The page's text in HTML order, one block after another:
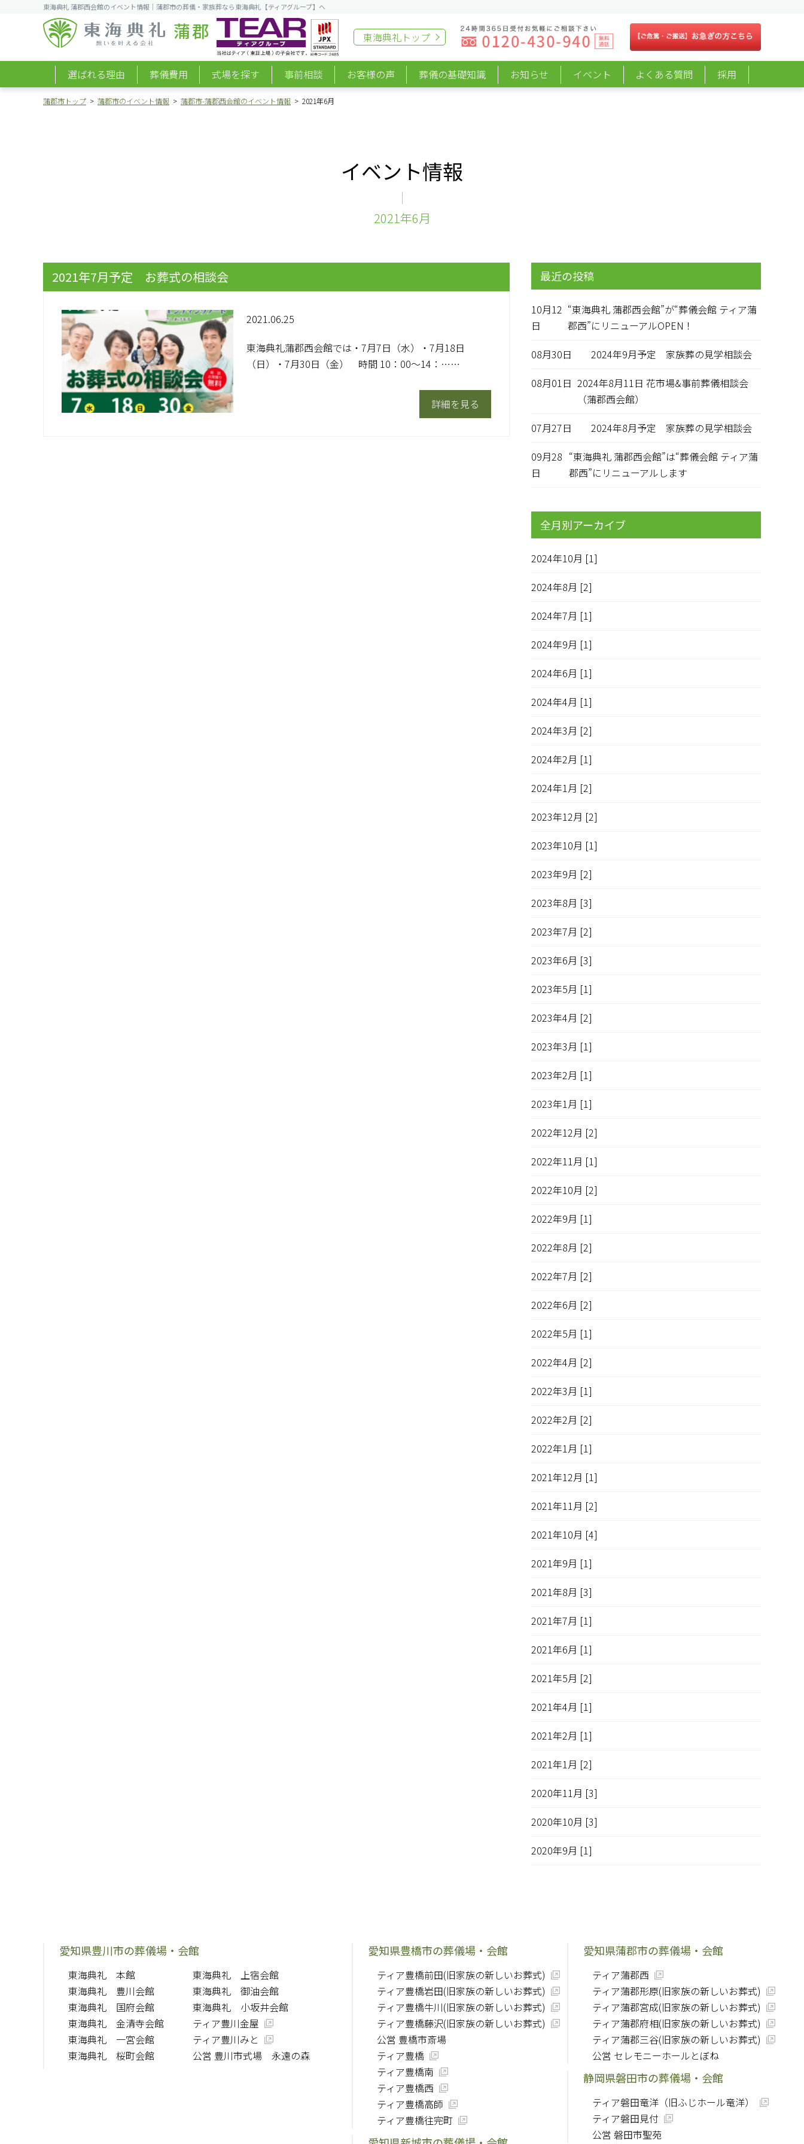
東海典礼 蒲郡西会館のイベント情報｜蒲郡市の葬儀・家族葬なら東海典礼【ティアグループ】へ
蒲郡 東海典礼トップ
選ばれる理由 葬儀費用 式場を探す 事前相談 お客様の声 葬儀の基礎知識 お知らせ イベント よくある質問 採用
蒲郡市トップ 蒲郡市のイベント情報 蒲郡市-蒲郡西会館のイベント情報 2021年6月
イベント情報
2021年6月
2021年7月予定 お葬式の相談会
2021.06.25
東海典礼蒲郡西会館では・7月7日（水）・7月18日
（日）・7月30日（金） 時間 10：00～14：……
詳細を見る
最近の投稿
10月12
日
“東海典礼 蒲郡西会館”が“葬儀会館 ティア蒲
郡西”にリニューアルOPEN！
08月30日
2024年9月予定 家族葬の見学相談会
08月01日 2024年8月11日 花市場&事前葬儀相談会
（蒲郡西会館）
07月27日
2024年8月予定 家族葬の見学相談会
09月28
日
“東海典礼 蒲郡西会館”は“葬儀会館 ティア蒲
郡西”にリニューアルします
全月別アーカイブ
2024年10月 [1]
2024年8月 [2]
2024年7月 [1]
2024年9月 [1]
2024年6月 [1]
2024年4月 [1]
2024年3月 [2]
2024年2月 [1]
2024年1月 [2]
2023年12月 [2]
2023年10月 [1]
2023年9月 [2]
2023年8月 [3]
2023年7月 [2]
2023年6月 [3]
2023年5月 [1]
2023年4月 [2]
2023年3月 [1]
2023年2月 [1]
2023年1月 [1]
2022年12月 [2]
2022年11月 [1]
2022年10月 [2]
2022年9月 [1]
2022年8月 [2]
2022年7月 [2]
2022年6月 [2]
2022年5月 [1]
2022年4月 [2]
2022年3月 [1]
2022年2月 [2]
2022年1月 [1]
2021年12月 [1]
2021年11月 [2]
2021年10月 [4]
2021年9月 [1]
2021年8月 [3]
2021年7月 [1]
2021年6月 [1]
2021年5月 [2]
2021年4月 [1]
2021年2月 [1]
2021年1月 [2]
2020年11月 [3]
2020年10月 [3]
2020年9月 [1]
愛知県豊川市の葬儀場・会館
東海典礼 本館
東海典礼 豊川会館
東海典礼 国府会館
東海典礼 金清寺会館
東海典礼 一宮会館
東海典礼 桜町会館
東海典礼 上宿会館
東海典礼 御油会館
東海典礼 小坂井会館
ティア豊川金屋
ティア豊川みと
公営 豊川市式場 永遠の森
愛知県豊橋市の葬儀場・会館
ティア豊橋前田(旧家族の新しいお葬式)
ティア豊橋岩田(旧家族の新しいお葬式)
ティア豊橋牛川(旧家族の新しいお葬式)
ティア豊橋藤沢(旧家族の新しいお葬式)
公営 豊橋市斎場
ティア豊橋
ティア豊橋南
ティア豊橋西
ティア豊橋高師
ティア豊橋往完町
愛知県蒲郡市の葬儀場・会館
ティア蒲郡西
ティア蒲郡形原(旧家族の新しいお葬式)
ティア蒲郡宮成(旧家族の新しいお葬式)
ティア蒲郡府相(旧家族の新しいお葬式)
ティア蒲郡三谷(旧家族の新しいお葬式)
公営 セレモニーホールとぼね
静岡県磐田市の葬儀場・会館
ティア磐田竜洋（旧ふじホール竜洋）
ティア磐田見付
公営 磐田市聖苑